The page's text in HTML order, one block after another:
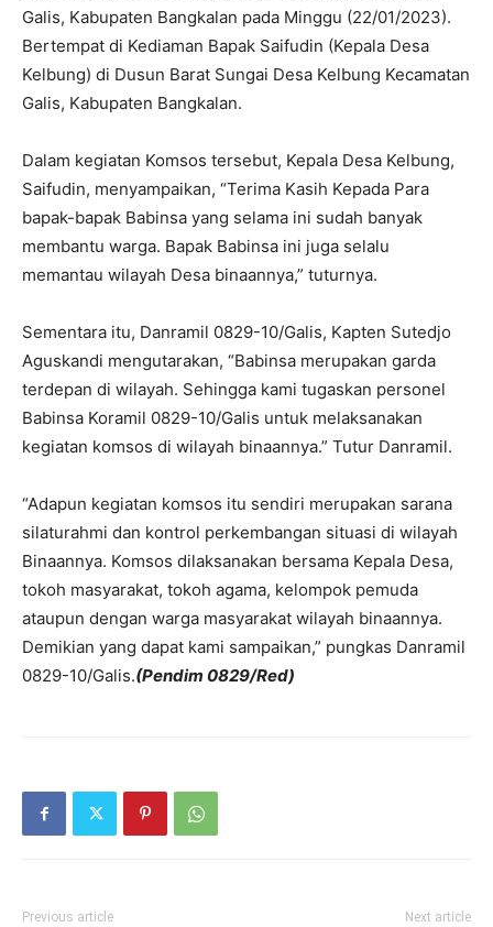
Galis, Kabupaten Bangkalan pada Minggu (22/01/2023).
Bertempat di Kediaman Bapak Saifudin (Kepala Desa
Kelbung) di Dusun Barat Sungai Desa Kelbung Kecamatan
Galis, Kabupaten Bangkalan.
Dalam kegiatan Komsos tersebut, Kepala Desa Kelbung,
Saifudin, menyampaikan, “Terima Kasih Kepada Para
bapak-bapak Babinsa yang selama ini sudah banyak
membantu warga. Bapak Babinsa ini juga selalu
memantau wilayah Desa binaannya,” tuturnya.
Sementara itu, Danramil 0829-10/Galis, Kapten Sutedjo
Aguskandi mengutarakan, “Babinsa merupakan garda
terdepan di wilayah. Sehingga kami tugaskan personel
Babinsa Koramil 0829-10/Galis untuk melaksanakan
kegiatan komsos di wilayah binaannya.” Tutur Danramil.
“Adapun kegiatan komsos itu sendiri merupakan sarana
silaturahmi dan kontrol perkembangan situasi di wilayah
Binaannya. Komsos dilaksanakan bersama Kepala Desa,
tokoh masyarakat, tokoh agama, kelompok pemuda
ataupun dengan warga masyarakat wilayah binaannya.
Demikian yang dapat kami sampaikan,” pungkas Danramil
0829-10/Galis.(Pendim 0829/Red)
Previous article Next article